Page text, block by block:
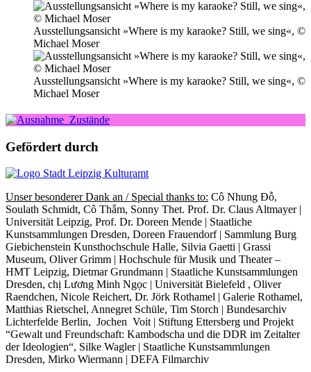
Ausstellungsansicht »Where is my karao­ke? Still, we sing«, ©
Michael Moser
Ausstellungsansicht »Where is my karao­ke? Still, we sing«, ©
Michael Moser
Gefördert durch
Unser beson­de­rer Dank an / Special thanks to: Cô Nhung Đỗ,
Soulath Schmidt, Cô Thắm, Sonny Thet. Prof. Dr. Claus Altmayer |
Universität Leipzig, Prof. Dr. Doreen Mende | Staatliche
Kunstsammlungen Dresden, Doreen Frauendorf | Sammlung Burg
Giebichenstein Kunsthochschule Halle, Silvia Gaetti | Grassi
Museum, Oliver Grimm | Hochschule für Musik und Theater –
HMT Leipzig, Dietmar Grundmann | Staatliche Kunstsammlungen
Dresden, chị Lương Minh Ngọc | Universität Bielefeld , Oliver
Raendchen, Nicole Reichert, Dr. Jörk Rothamel | Galerie Rothamel,
Matthias Rietschel, Annegret Schüle, Tim Storch | Bundesarchiv
Lichterfelde Berlin, Jochen Voit | Stiftung Ettersberg und Projekt
“Gewalt und Freundschaft: Kambodscha und die DDR im Zeitalter
der Ideologien“, Silke Wagler | Staatliche Kunstsammlungen
Dresden, Mirko Wiermann | DEFA Filmarchiv